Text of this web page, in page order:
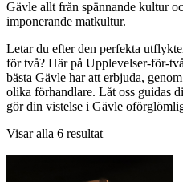
Gävle allt från spännande kultur
imponerande matkultur.
Letar du efter den perfekta
för två? Här på Upplevelser-för-
bästa Gävle har att erbjuda,
olika förhandlare. Låt oss guidas
gör din vistelse i Gävle
Visar alla 6 resultat